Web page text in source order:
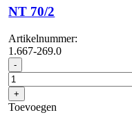
NT 70/2
Artikelnummer:
1.667-269.0
- NT
70/2
aantal
+
Toevoegen